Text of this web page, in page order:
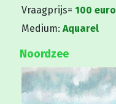
Vraagprijs= 100 euro
Medium: Aquarel
Noordzee